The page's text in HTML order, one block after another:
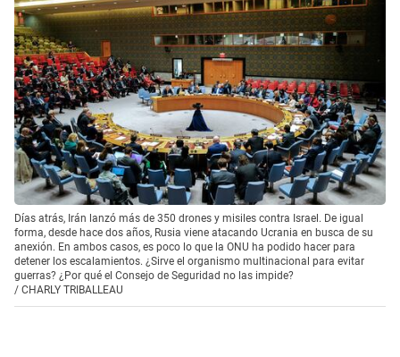
Días atrás, Irán lanzó más de 350 drones y misiles contra Israel. De igual
forma, desde hace dos años, Rusia viene atacando Ucrania en busca de su
anexión. En ambos casos, es poco lo que la ONU ha podido hacer para
detener los escalamientos. ¿Sirve el organismo multinacional para evitar
guerras? ¿Por qué el Consejo de Seguridad no las impide?
/ CHARLY TRIBALLEAU